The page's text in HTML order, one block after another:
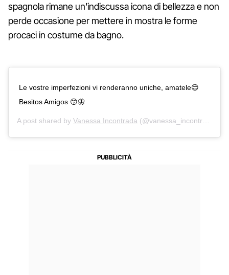
spagnola rimane un'indiscussa icona di bellezza e non
perde occasione per mettere in mostra le forme
procaci in costume da bagno.
Le vostre imperfezioni vi renderanno uniche, amatele😊
Besitos Amigos 😙🦋
A post shared by Vanessa Incontrada (@vanessa_incontrada) on